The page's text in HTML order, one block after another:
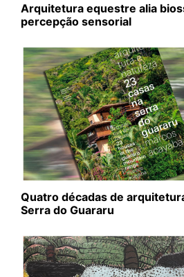
Arquitetura equestre alia
percepção sensorial
Quatro décadas de
Serra do Guararu